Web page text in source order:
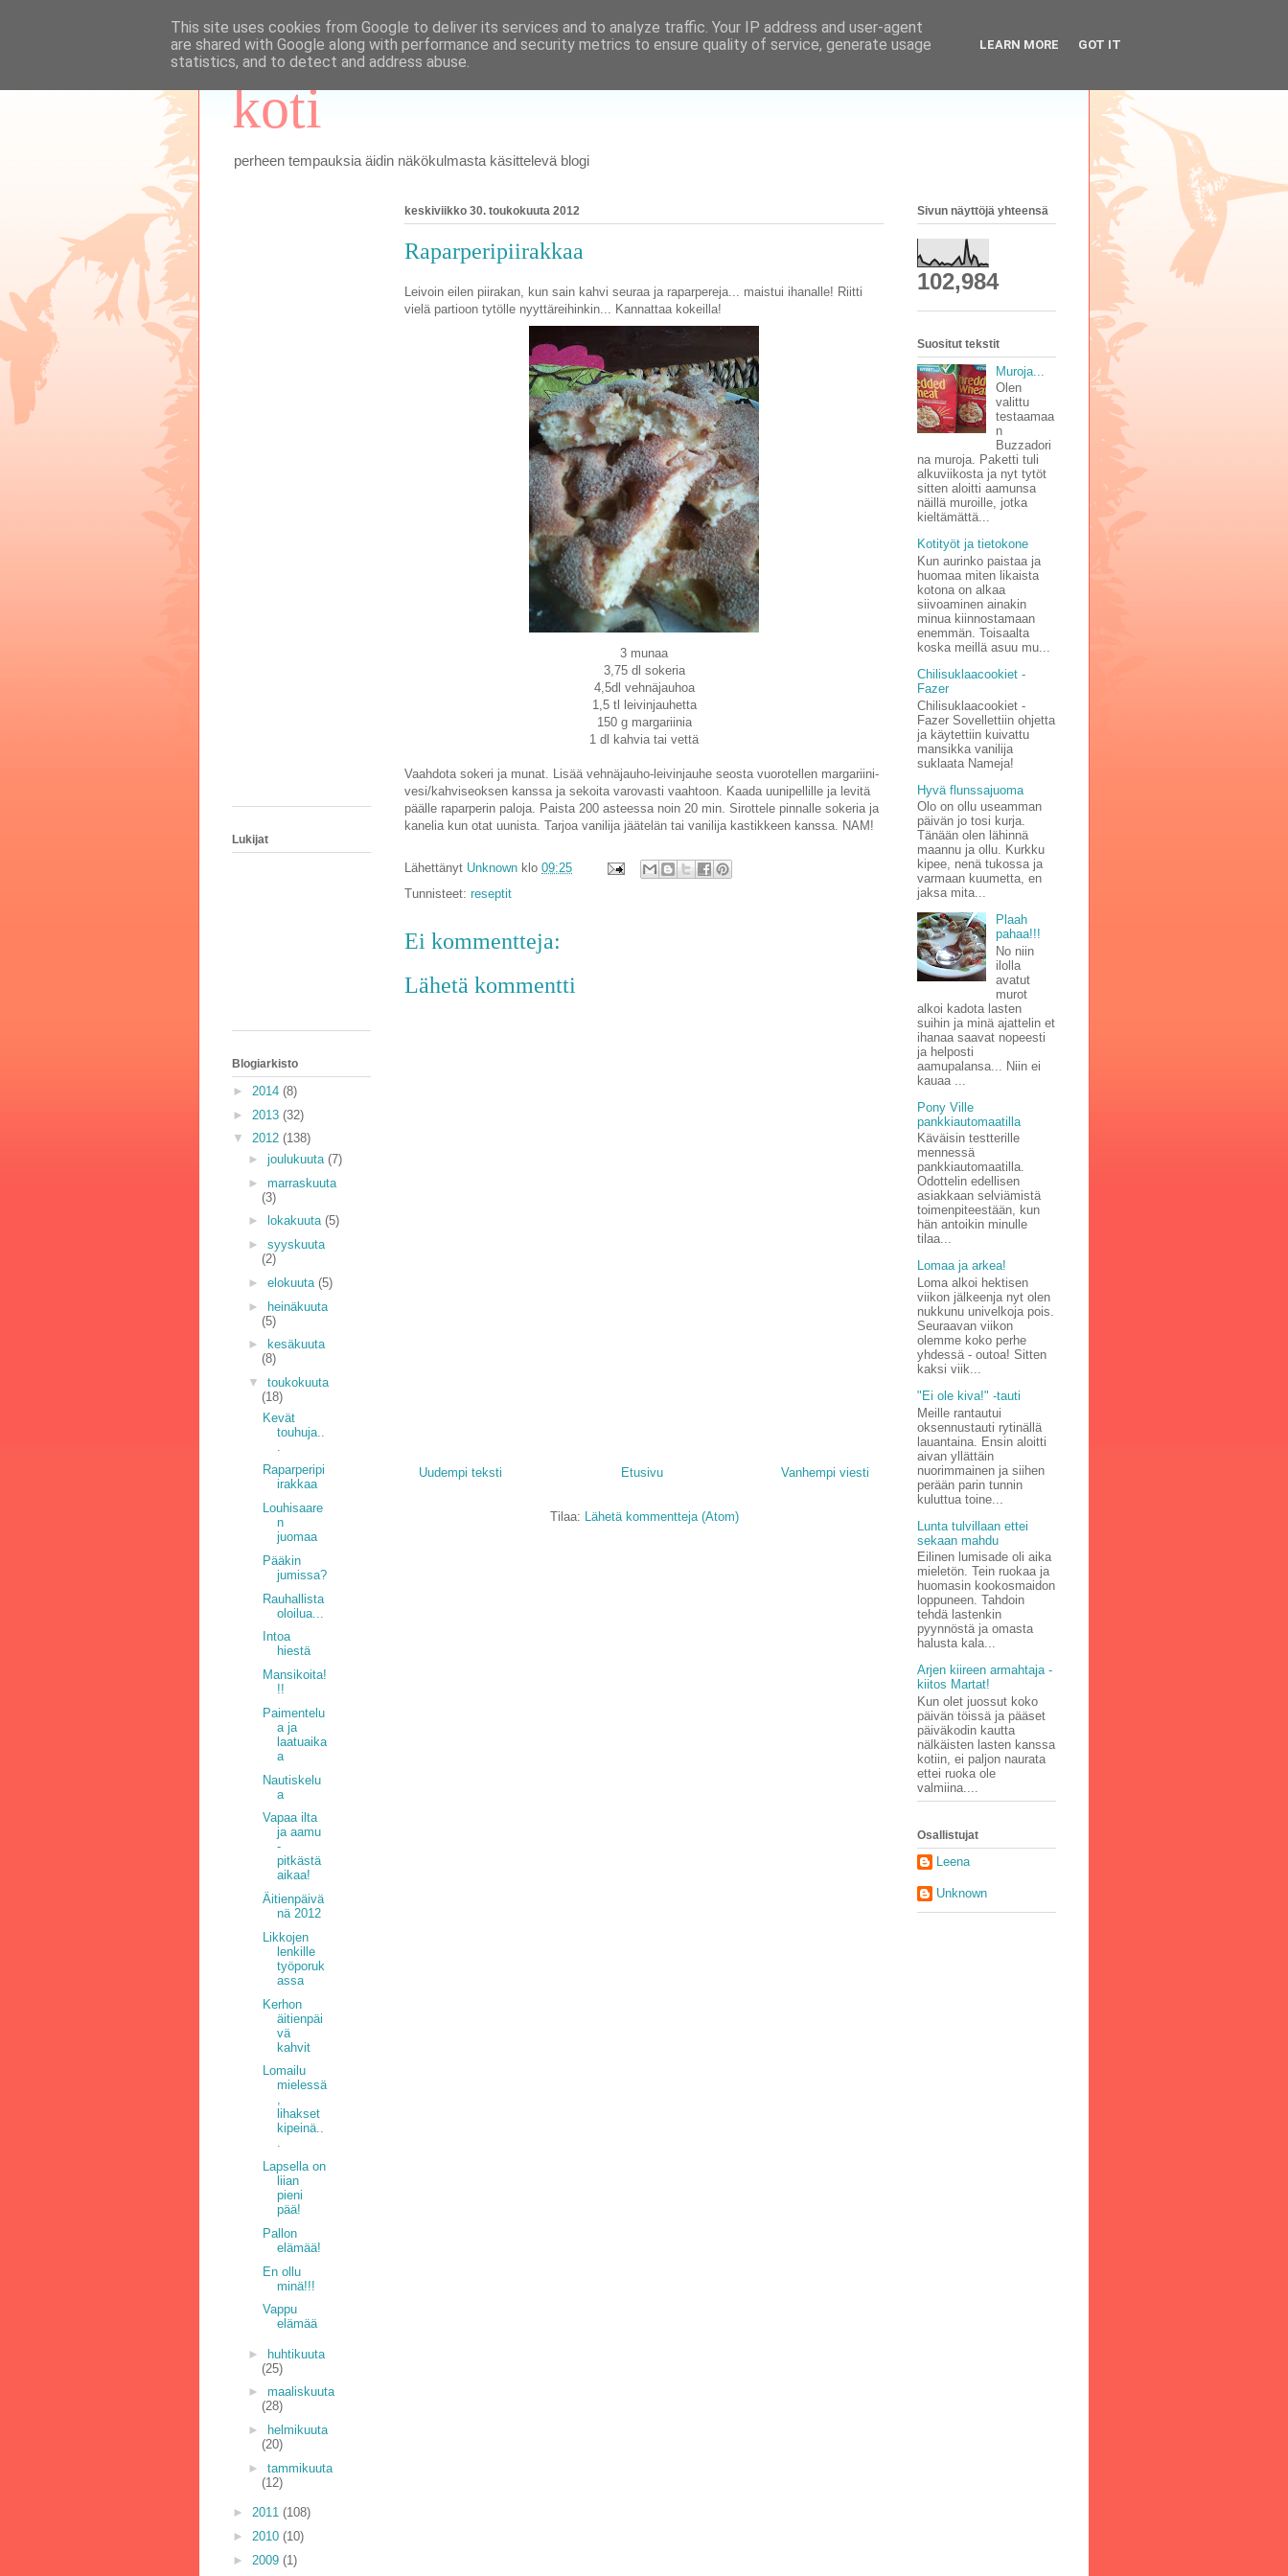
koti
perheen tempauksia äidin näkökulmasta käsittelevä blogi
keskiviikko 30. toukokuuta 2012
Raparperipiirakkaa
Leivoin eilen piirakan, kun sain kahvi seuraa ja raparpereja... maistui ihanalle! Riitti
vielä partioon tytölle nyyttäreihinkin... Kannattaa kokeilla!
3 munaa
3,75 dl sokeria
4,5dl vehnäjauhoa
1,5 tl leivinjauhetta
150 g margariinia
1 dl kahvia tai vettä
Vaahdota sokeri ja munat. Lisää vehnäjauho-leivinjauhe seosta vuorotellen margariini-
vesi/kahviseoksen kanssa ja sekoita varovasti vaahtoon. Kaada uunipellille ja levitä
päälle raparperin paloja. Paista 200 asteessa noin 20 min. Sirottele pinnalle sokeria ja
kanelia kun otat uunista. Tarjoa vanilija jäätelän tai vanilija kastikkeen kanssa. NAM!
Lähettänyt Unknown klo 09:25
Tunnisteet: reseptit
Ei kommentteja:
Lähetä kommentti
Uudempi teksti Vanhempi viesti
Etusivu
Tilaa: Lähetä kommentteja (Atom)
Lukijat
Blogiarkisto
► 2014 (8)
► 2013 (32)
▼ 2012 (138)
► joulukuuta (7)
► marraskuuta
(3)
►
lokakuuta (5)
► syyskuuta
(2)
► elokuuta (5)
► heinäkuuta
(5)
►
kesäkuuta
(8)
▼ toukokuuta
(18)
Kevät
touhuja..
Raparperipi
irakkaa
Louhisaare
n
juomaa
Pääkin
jumissa?
Rauhallista
oloilua...
Intoa
hiestä
Mansikoita!
!!
Paimentelu
a ja
laatuaika
a
Nautiskelu
a
Vapaa ilta
ja aamu
-
pitkästä
aikaa!
Äitienpäivä
nä 2012
Likkojen
lenkille
työporuk
assa
Kerhon
äitienpäi
vä
kahvit
Lomailu
mielessä
,
lihakset
kipeinä..
.
Lapsella on
liian
pieni
pää!
Pallon
elämää!
En ollu
minä!!!
Vappu
elämää
► huhtikuuta
(25)
► maaliskuuta
(28)
►
helmikuuta
(20)
► tammikuuta
(12)
► 2011 (108)
► 2010 (10)
► 2009 (1)
Sivun näyttöjä yhteensä
102,984
Suositut tekstit
Muroja...
Olen
valittu
testaamaa
n
Buzzadori
na muroja. Paketti tuli
alkuviikosta ja nyt tytöt
sitten aloitti aamunsa
näillä muroille, jotka
kieltämättä...
Kotityöt ja tietokone
Kun aurinko paistaa ja
huomaa miten likaista
kotona on alkaa
siivoaminen ainakin
minua kiinnostamaan
enemmän. Toisaalta
koska meillä asuu mu...
Chilisuklaacookiet -
Fazer
Chilisuklaacookiet -
Fazer Sovellettiin ohjetta
ja käytettiin kuivattu
mansikka vanilija
suklaata Nameja!
Hyvä flunssajuoma
Olo on ollu useamman
päivän jo tosi kurja.
Tänään olen lähinnä
maannu ja ollu. Kurkku
kipee, nenä tukossa ja
varmaan kuumetta, en
jaksa mita...
Plaah
pahaa!!!
No niin
ilolla
avatut
murot
alkoi kadota lasten
suihin ja minä ajattelin et
ihanaa saavat nopeesti
ja helposti
aamupalansa... Niin ei
kauaa ...
Pony Ville
pankkiautomaatilla
Käväisin testterille
mennessä
pankkiautomaatilla.
Odottelin edellisen
asiakkaan selviämistä
toimenpiteestään, kun
hän antoikin minulle
tilaa...
Lomaa ja arkea!
Loma alkoi hektisen
viikon jälkeenja nyt olen
nukkunu univelkoja pois.
Seuraavan viikon
olemme koko perhe
yhdessä - outoa! Sitten
kaksi viik...
"Ei ole kiva!" -tauti
Meille rantautui
oksennustauti rytinällä
lauantaina. Ensin aloitti
aivan yllättäin
nuorimmainen ja siihen
perään parin tunnin
kuluttua toine...
Lunta tulvillaan ettei
sekaan mahdu
Eilinen lumisade oli aika
mieletön. Tein ruokaa ja
huomasin kookosmaidon
loppuneen. Tahdoin
tehdä lastenkin
pyynnöstä ja omasta
halusta kala...
Arjen kiireen armahtaja -
kiitos Martat!
Kun olet juossut koko
päivän töissä ja pääset
päiväkodin kautta
nälkäisten lasten kanssa
kotiin, ei paljon naurata
ettei ruoka ole
valmiina....
Osallistujat
Leena
Unknown
This site uses cookies from Google to deliver its services and to analyze traffic. Your IP address and user-agent
are shared with Google along with performance and security metrics to ensure quality of service, generate usage
statistics, and to detect and address abuse.
LEARN MORE GOT IT